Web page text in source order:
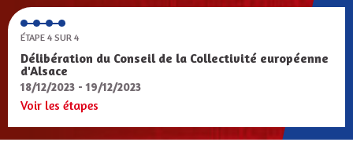
ÉTAPE 4 SUR 4
Délibération du Conseil de la Collectivité européenne
d'Alsace
18/12/2023 - 19/12/2023
Voir les étapes